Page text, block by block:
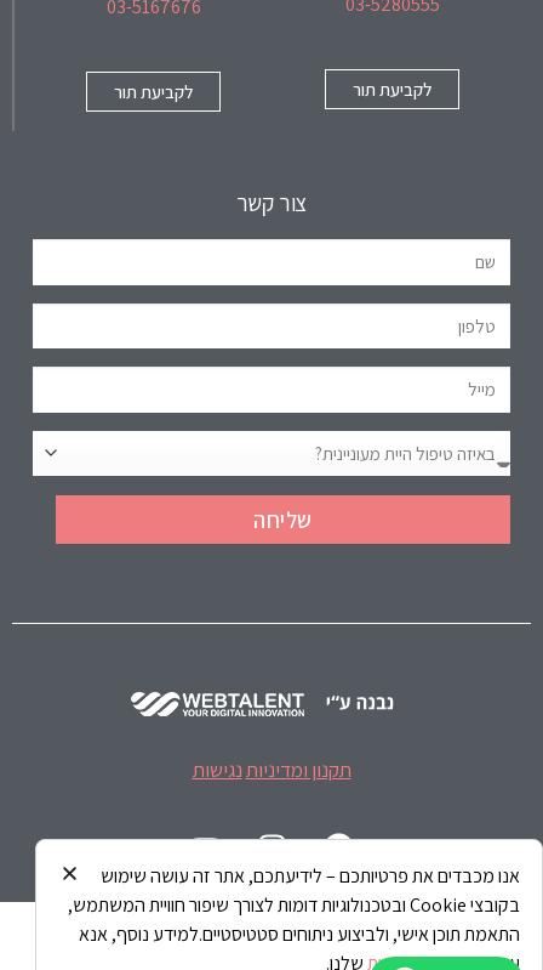
לקביעת תור
03-5167676
לקביעת תור
צור קשר
שליחה
תקנון ומדיניותנגישות
אנו מכבדים את פרטיותכם – לידיעתכם, אתר זה עושה שימוש
בקובצי Cookie ובטכנולוגיות דומות לצורך שיפור חוויית המשתמש,
התאמת תוכן אישי, ולביצוע ניתוחים סטטיסטיים.למידע נוסף, אנא
עיינו ב-מדיניות פרטיותשלנו.